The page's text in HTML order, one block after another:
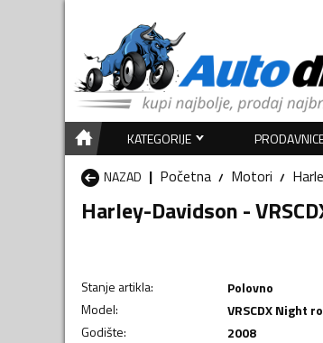
KATEGORIJE
NAZAD
Početna Motori
Harley-Davidson -
Stanje artikla:
Polovno
Model:
VRSCDX Night
Godište:
2008